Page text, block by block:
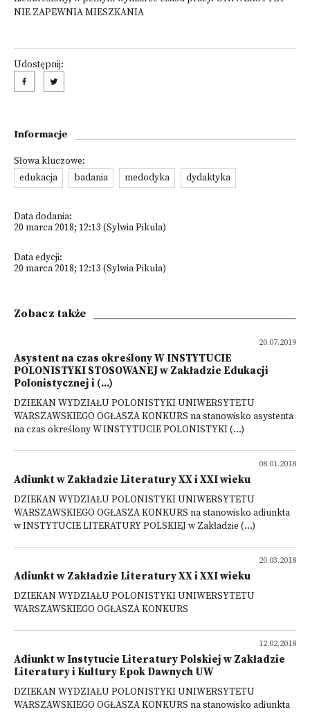
NIE ZAPEWNIA MIESZKANIA
Udostępnij:
Informacje
Słowa kluczowe:
edukacja
badania medodyka dydaktyka
Data dodania:
20 marca 2018; 12:13 (Sylwia Pikula)
Data edycji:
20 marca 2018; 12:13 (Sylwia Pikula)
Zobacz także
20.07.2019
Asystent na czas określony W INSTYTUCIE
POLONISTYKI STOSOWANEJ w Zakładzie Edukacji
Polonistycznej i (...)
DZIEKAN WYDZIAŁU POLONISTYKI UNIWERSYTETU
WARSZAWSKIEGO OGŁASZA KONKURS na stanowisko asystenta
na czas określony W INSTYTUCIE POLONISTYKI (...)
08.01.2018
Adiunkt w Zakładzie Literatury XX i XXI wieku
DZIEKAN WYDZIAŁU POLONISTYKI UNIWERSYTETU
WARSZAWSKIEGO OGŁASZA KONKURS na stanowisko adiunkta
w INSTYTUCIE LITERATURY POLSKIEJ w Zakładzie (...)
20.03.2018
Adiunkt w Zakładzie Literatury XX i XXI wieku
DZIEKAN WYDZIAŁU POLONISTYKI UNIWERSYTETU
WARSZAWSKIEGO OGŁASZA KONKURS
12.02.2018
Adiunkt w Instytucie Literatury Polskiej w Zakładzie
Literatury i Kultury Epok Dawnych UW
DZIEKAN WYDZIAŁU POLONISTYKI UNIWERSYTETU
WARSZAWSKIEGO OGŁASZA KONKURS na stanowisko adiunkta